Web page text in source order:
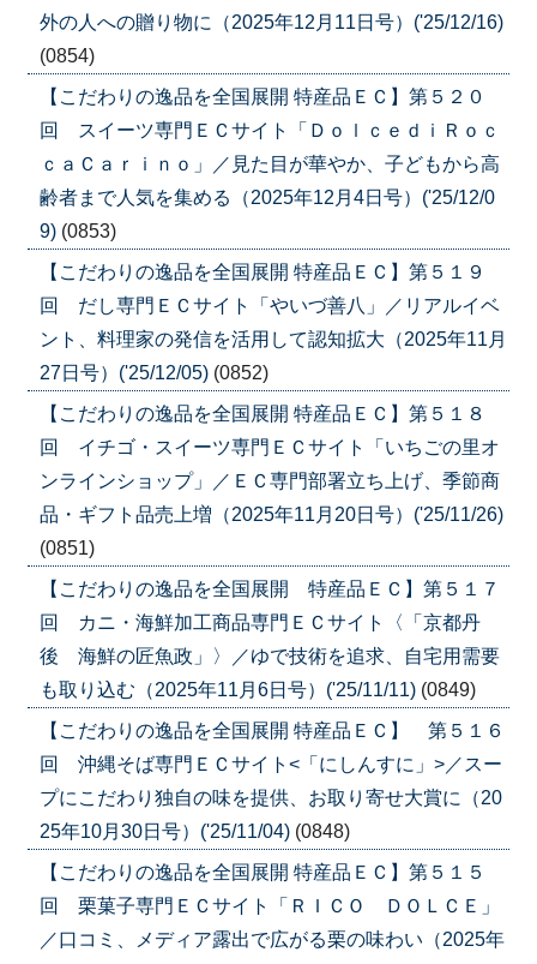
外の人への贈り物に（2025年12月11日号）('25/12/16)
(0854)
【こだわりの逸品を全国展開 特産品ＥＣ】第５２０
回 スイーツ専門ＥＣサイト「ＤｏｌｃｅｄｉＲｏｃ
ｃａＣａｒｉｎｏ」／見た目が華やか、子どもから高
齢者まで人気を集める（2025年12月4日号）('25/12/0
9) (0853)
【こだわりの逸品を全国展開 特産品ＥＣ】第５１９
回 だし専門ＥＣサイト「やいづ善八」／リアルイベ
ント、料理家の発信を活用して認知拡大（2025年11月
27日号）('25/12/05) (0852)
【こだわりの逸品を全国展開 特産品ＥＣ】第５１８
回 イチゴ・スイーツ専門ＥＣサイト「いちごの里オ
ンラインショップ」／ＥＣ専門部署立ち上げ、季節商
品・ギフト品売上増（2025年11月20日号）('25/11/26)
(0851)
【こだわりの逸品を全国展開 特産品ＥＣ】第５１７
回 カニ・海鮮加工商品専門ＥＣサイト〈「京都丹
後 海鮮の匠魚政」〉／ゆで技術を追求、自宅用需要
も取り込む（2025年11月6日号）('25/11/11) (0849)
【こだわりの逸品を全国展開 特産品ＥＣ】 第５１６
回 沖縄そば専門ＥＣサイト<「にしんすに」>／スー
プにこだわり独自の味を提供、お取り寄せ大賞に（20
25年10月30日号）('25/11/04) (0848)
【こだわりの逸品を全国展開 特産品ＥＣ】第５１５
回 栗菓子専門ＥＣサイト「ＲＩＣＯ ＤＯＬＣＥ」
／口コミ、メディア露出で広がる栗の味わい（2025年